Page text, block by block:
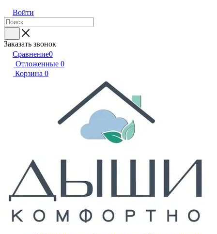
Войти
Заказать звонок
Сравнение0
Отложенные 0
Корзина 0